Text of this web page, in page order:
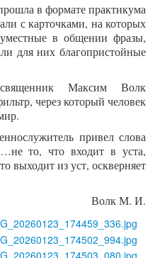
в формате практикума
с карточками, на которых
в общении фразы,
для них благопристойные
Максим Волк
через который человек
привел слова
то, что входит в уста,
выходит из уст, оскверняет
Волк М. И.